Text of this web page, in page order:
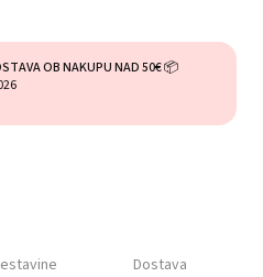
OB NAKUPU NAD 50€ 📦
Dostava